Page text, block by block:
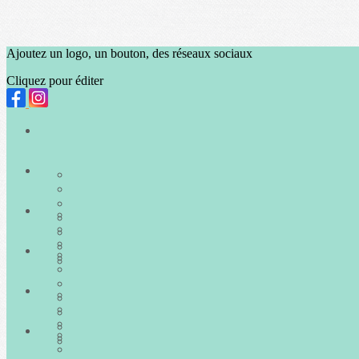
Ajoutez un logo, un bouton, des réseaux sociaux
Cliquez pour éditer